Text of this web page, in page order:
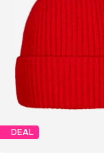
DEAL